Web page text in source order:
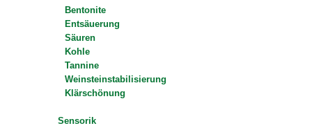
Bentonite
Entsäuerung
Säuren
Kohle
Tannine
Weinsteinstabilisierung
Klärschönung
Sensorik